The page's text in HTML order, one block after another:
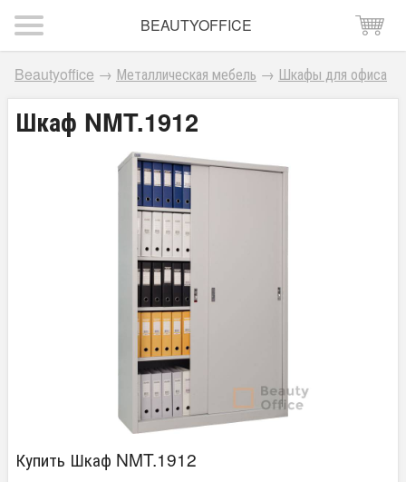
BEAUTYOFFICE
Beautyoffice → Металлическая мебель → Шкафы для офиса
Шкаф NMT.1912
Купить Шкаф NMT.1912